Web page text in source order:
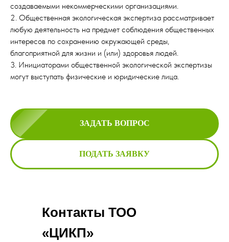
создаваемыми некоммерческими организациями.
2. Общественная экологическая экспертиза рассматривает
любую деятельность на предмет соблюдения общественных
интересов по сохранению окружающей среды,
благоприятной для жизни и (или) здоровья людей.
3. Инициаторами общественной экологической экспертизы
могут выступать физические и юридические лица.
ЗАДАТЬ ВОПРОС
ПОДАТЬ ЗАЯВКУ
Контакты ТОО
«ЦИКП»